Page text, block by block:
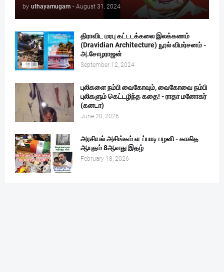
by uthayamugam - August 31, 2024
திராவிட மரபு கட்டடக்கலை இலக்கணம்
(Dravidian Architecture) நூல் விமர்சனம் -
அ.சோழராஜன்
September 12, 2024
புலிகளை நம்பி வைகோவும், வைகோவை நம்பி
புலிகளும் கெட்டழிந்த கதை! - ராதா மனோகர்
(கனடா)
June 20, 2026
அரசியல் அசிங்கம் எடப்பாடி பழனி - காகித
ஆயுதம் 8ஆவது இதழ்
February 18, 2026